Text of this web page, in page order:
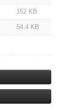
152 KB
54,4 KB